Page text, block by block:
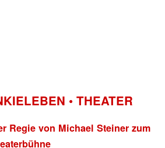
• THEATER
Regie von Michael Steiner zum